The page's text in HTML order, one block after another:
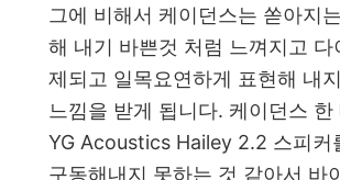
그에 비해서 케이던스는 쏟아지
해 내기 바쁜것 처럼 느껴지고 다
제되고 일목요연하게 표현해 내
느낌을 받게 됩니다. 케이던스 한
YG Acoustics Hailey 2.2 스피커
구동해내지 못하는 것 같아서 바